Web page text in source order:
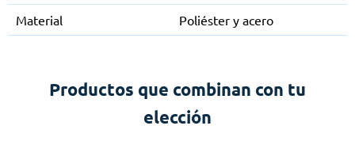
Material
Poliéster y acero
Productos que combinan con tu
elección